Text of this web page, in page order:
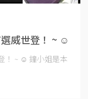
威世登！ ~ ☺
！ ~ ☺ 鐘小姐是本